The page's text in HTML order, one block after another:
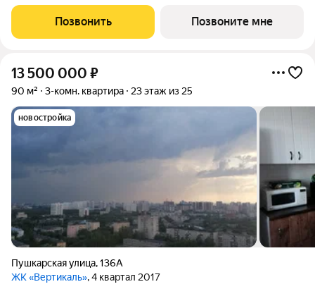
приватностью и спокойным ритмом жизни. Девятиэтажный
жилой комплекс объединяет 80 квартир,
Позвонить Позвоните мне
13 500 000 ₽
90 м² 3-комн. квартира 23 этаж из 25
новостройка
Пушкарская улица,136А
ЖК «Вертикаль», 4 квартал 2017